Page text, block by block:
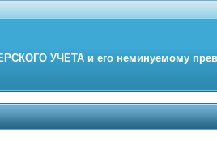
УЧЕТА и его неминуемому